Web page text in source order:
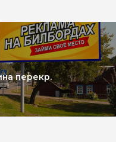
перекр.